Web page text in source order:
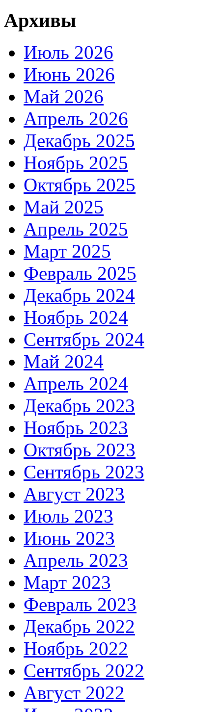
Архивы
Июль 2026
Июнь 2026
Май 2026
Апрель 2026
Декабрь 2025
Ноябрь 2025
Октябрь 2025
Май 2025
Апрель 2025
Март 2025
Февраль 2025
Декабрь 2024
Ноябрь 2024
Сентябрь 2024
Май 2024
Апрель 2024
Декабрь 2023
Ноябрь 2023
Октябрь 2023
Сентябрь 2023
Август 2023
Июль 2023
Июнь 2023
Апрель 2023
Март 2023
Февраль 2023
Декабрь 2022
Ноябрь 2022
Сентябрь 2022
Август 2022